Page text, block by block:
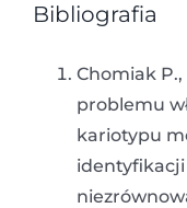
Bibliografia
Chomiak
problemu
kariotypu